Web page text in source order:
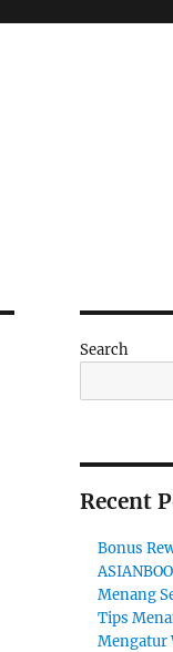
Search
Recent
Bonus
Menang
Tips
Mengatur